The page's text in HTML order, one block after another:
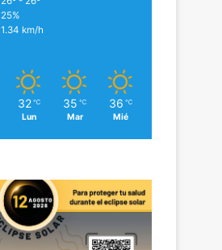
25%
1.34 km/h
32 ℃
Lun
35 ℃
Mar
36 ℃
Mié